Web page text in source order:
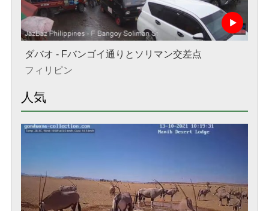
ダバオ - Fバンゴイ通りとソリマン交差点
フィリピン
人気